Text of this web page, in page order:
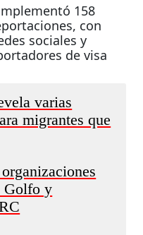
158
con
sociales y
de visa
varias
migrantes que
Golfo y